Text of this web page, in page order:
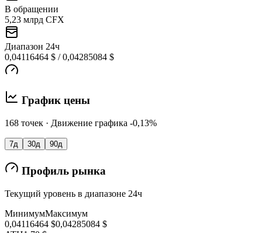
В обращении
5,23 млрд CFX
Диапазон 24ч
0,04116464 $ / 0,04285084 $
График цены
168 точек · Движение графика -0,13%
7д 30д 90д
Профиль рынка
Текущий уровень в диапазоне 24ч
МинимумМаксимум
0,04116464 $0,04285084 $